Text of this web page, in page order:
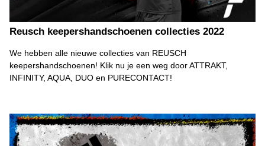
Reusch keepershandschoenen collecties 2022
We hebben alle nieuwe collecties van REUSCH
keepershandschoenen! Klik nu je een weg door ATTRAKT,
INFINITY, AQUA, DUO en PURECONTACT!